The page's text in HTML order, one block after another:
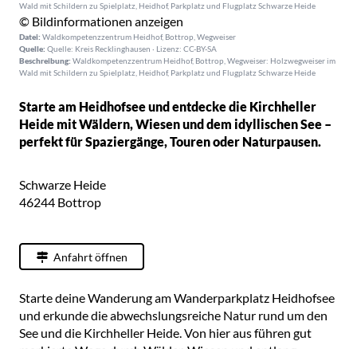
Wald mit Schildern zu Spielplatz, Heidhof, Parkplatz und Flugplatz Schwarze Heide
© Bildinformationen anzeigen
Datei: Waldkompetenzzentrum Heidhof, Bottrop, Wegweiser
Quelle: Quelle: Kreis Recklinghausen · Lizenz: CC-BY-SA
Beschreibung: Waldkompetenzzentrum Heidhof, Bottrop, Wegweiser: Holzwegweiser im
Wald mit Schildern zu Spielplatz, Heidhof, Parkplatz und Flugplatz Schwarze Heide
Starte am Heidhofsee und entdecke die Kirchheller
Heide mit Wäldern, Wiesen und dem idyllischen See –
perfekt für Spaziergänge, Touren oder Naturpausen.
Schwarze Heide
46244 Bottrop
Anfahrt öffnen
Starte deine Wanderung am Wanderparkplatz Heidhofsee
und erkunde die abwechslungsreiche Natur rund um den
See und die Kirchheller Heide. Von hier aus führen gut